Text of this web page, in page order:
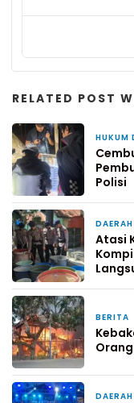
RELATED POST
HUKUM
Polisi
DAERAH
Atasi
BERITA
DAERAH